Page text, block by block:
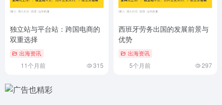
独立站与平台站：跨国电商的
双重选择
出海资讯
11个月前 315
西班牙劳务出国的发展前景与
优势
出海资讯
5个月前 297